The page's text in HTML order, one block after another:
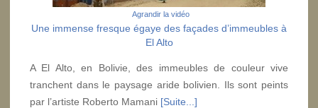
Agrandir la vidéo
Une immense fresque égaye des façades d’immeubles à
El Alto
A El Alto, en Bolivie, des immeubles de couleur vive
tranchent dans le paysage aride bolivien. Ils sont peints
par l’artiste Roberto Mamani [Suite...]